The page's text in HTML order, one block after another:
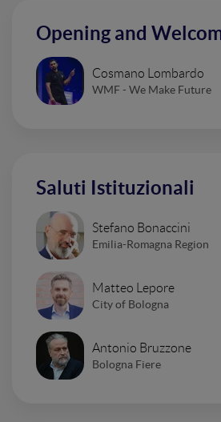
Opening and
Cosmano Lombardo
WMF - We Make Future
Saluti Istituzionali
Stefano Bonaccini
Emilia-Romagna Region
Matteo Lepore
City of Bologna
Antonio Bruzzone
Bologna Fiere